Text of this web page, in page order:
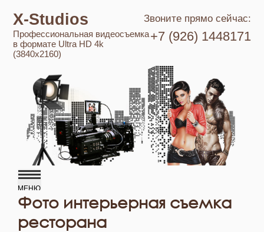
Звоните прямо сейчас:
X-Studios
+7 (926) 1448171
Профессиональная видеосъемка
в формате Ultra HD 4k
(3840x2160)
Фото интерьерная съемка
ресторана